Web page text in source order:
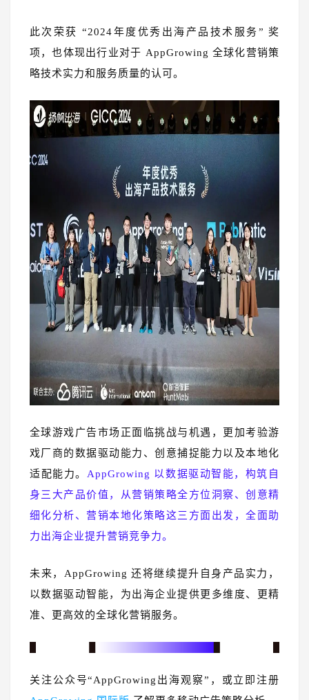
此次荣获 “2024年度优秀出海产品技术服务” 奖
项，也体现出行业对于 AppGrowing 全球化营销策
略技术实力和服务质量的认可。
全球游戏广告市场正面临挑战与机遇，更加考验游
戏厂商的数据驱动能力、创意捕捉能力以及本地化
适配能力。 AppGrowing 以数据驱动智能，构筑自
身三大产品价值，从营销策略全方位洞察、创意精
细化分析、营销本地化策略这三方面出发，全面助
力出海企业提升营销竞争力。
未来，AppGrowing 还将继续提升自身产品实力，
以数据驱动智能，为出海企业提供更多维度、更精
准、更高效的全球化营销服务。
关注公众号“AppGrowing出海观察”，或立即注册